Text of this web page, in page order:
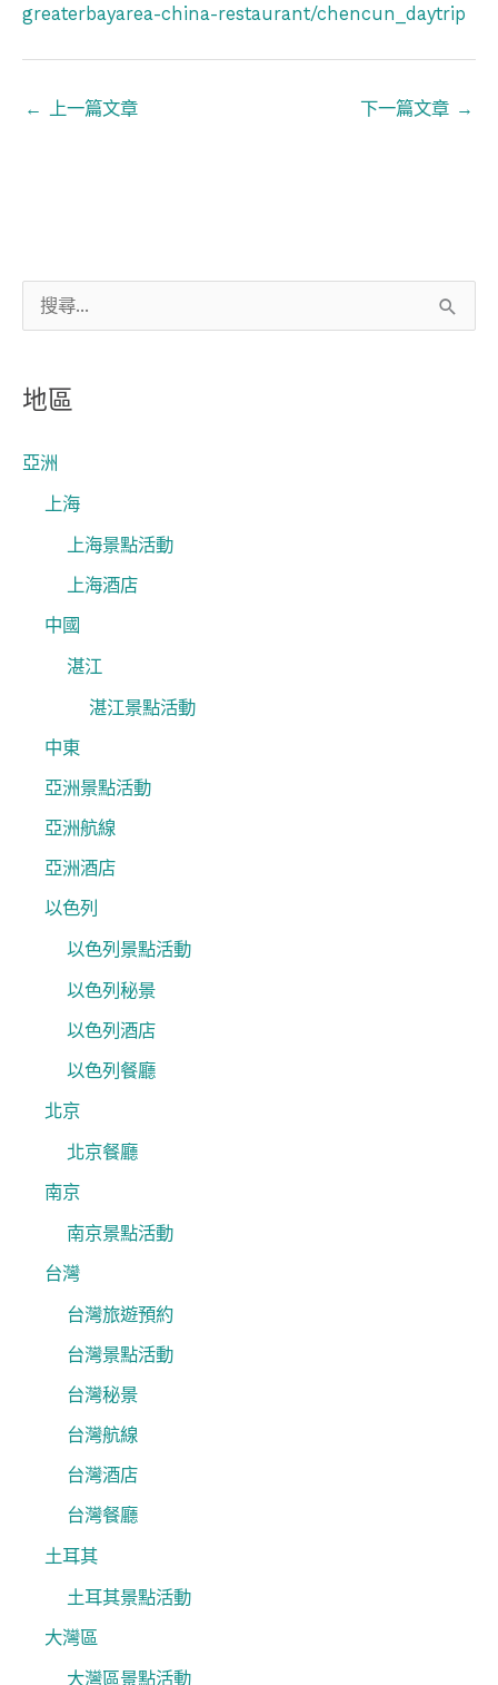
關
鍵
字
地區
亞洲
上海
上海景點活動
上海酒店
中國
湛江
湛江景點活動
中東
亞洲景點活動
亞洲航線
亞洲酒店
以色列
以色列景點活動
以色列秘景
以色列酒店
以色列餐廳
北京
北京餐廳
南京
南京景點活動
台灣
台灣旅遊預約
台灣景點活動
台灣秘景
台灣航線
台灣酒店
台灣餐廳
土耳其
土耳其景點活動
大灣區
大灣區景點活動
greaterbayarea-china-restaurant/chencun_daytrip
← 上一篇文章 下一篇文章 →